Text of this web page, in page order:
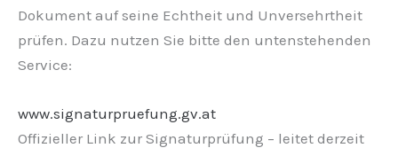
Dokument auf seine Echtheit und Unversehrtheit
prüfen. Dazu nutzen Sie bitte den untenstehenden
Service:
www.signaturpruefung.gv.at
Offizieller Link zur Signaturprüfung – leitet derzeit